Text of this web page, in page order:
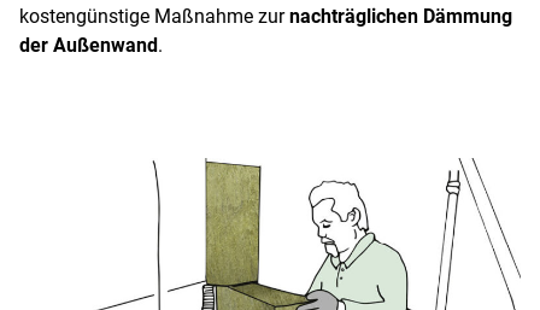
kostengünstige Maßnahme zurnachträglichen Dämmung
der Außenwand.